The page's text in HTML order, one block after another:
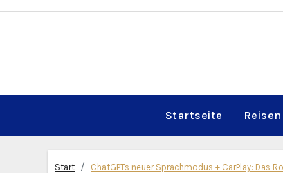
Zum
Startseite Reisen
Start ChatGPTs neuer Sprachmodus + CarPlay: Das